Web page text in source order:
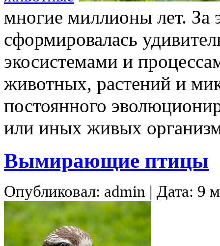
многие миллионы лет. За
сформировалась
экосистемами и
животных, растений и
постоянного
или иных живых
Вымирающие птицы
Опубликовал: admin | Дата: 9